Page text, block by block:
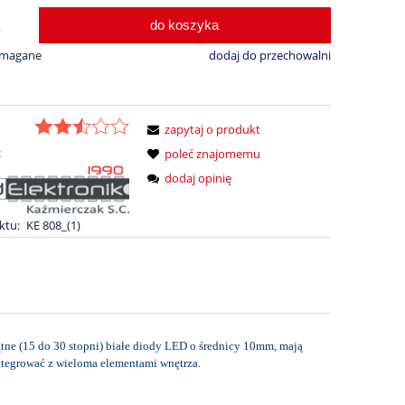
do koszyka
dodaj do przechowalni
KE 808_(1)
zapytaj o produkt
poleć znajomemu
dodaj opinię
(15 do 30 stopni) białe diody LED o średnicy 10mm, mają
z wieloma elementami wnętrza.